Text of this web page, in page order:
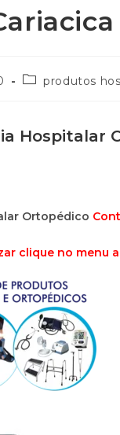
produtos
Hospitalar
Ortopédico
clique no menu